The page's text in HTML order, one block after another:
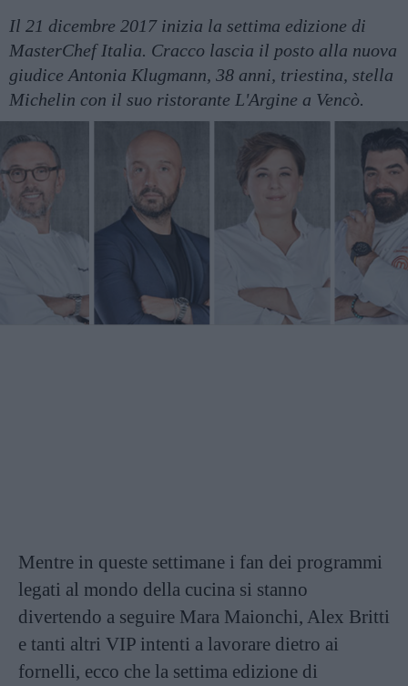
Il 21 dicembre 2017 inizia la settima edizione di
MasterChef Italia. Cracco lascia il posto alla nuova
giudice Antonia Klugmann, 38 anni, triestina, stella
Michelin con il suo ristorante L'Argine a Vencò.
Mentre in queste settimane i fan dei programmi
legati al mondo della cucina si stanno
divertendo a seguire Mara Maionchi, Alex Britti
e tanti altri VIP intenti a lavorare dietro ai
fornelli, ecco che la settima edizione di